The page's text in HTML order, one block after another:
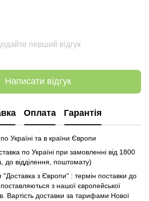
перший відгук
Написати відгук
Оплата Гарантія
по Україні та в країни Європи
по Україні при замовленні від 1800
до відділення, поштомату)
"Доставка з Європи" : термін поставки до
з нашої європейської
Вартість доставки за тарифами Нової